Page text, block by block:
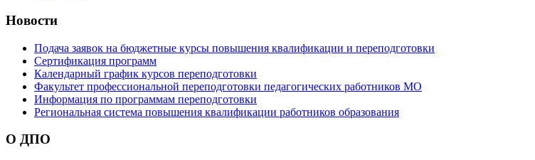
Новости
Подача заявок на бюджетные курсы повышения квалификации и переподготовки
Сертификация программ
Календарный график курсов переподготовки
Факультет профессиональной переподготовки педагогических работников МО
Информация по программам переподготовки
Региональная система повышения квалификации работников образования
О ДПО